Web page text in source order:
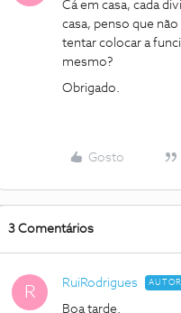
Cá em casa, cada
casa, penso que
tentar colocar a
mesmo?
Obrigado.
Gosto
3 Comentários
R RuiRodrigues AUTOR
Boa tarde.